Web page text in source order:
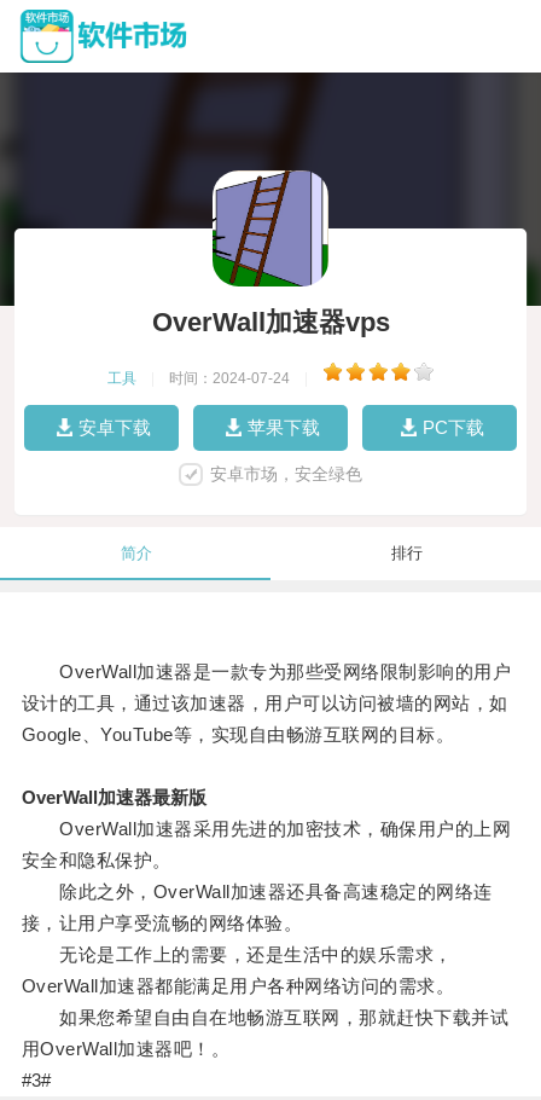
OverWall加速器vps
工具 时间：2024-07-24
安卓下载 苹果下载 PC下载
安卓市场，安全绿色
简介 排行
OverWall加速器是一款专为那些受网络限制影响的用户
设计的工具，通过该加速器，用户可以访问被墙的网站，如
Google、YouTube等，实现自由畅游互联网的目标。
OverWall加速器最新版
OverWall加速器采用先进的加密技术，确保用户的上网
安全和隐私保护。
除此之外，OverWall加速器还具备高速稳定的网络连
接，让用户享受流畅的网络体验。
无论是工作上的需要，还是生活中的娱乐需求，
OverWall加速器都能满足用户各种网络访问的需求。
如果您希望自由自在地畅游互联网，那就赶快下载并试
用OverWall加速器吧！。
#3#